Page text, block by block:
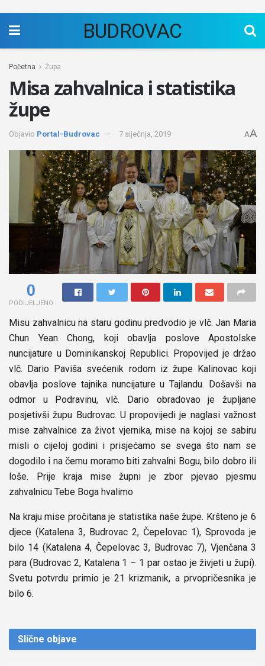
BUDROVAC
Početna Župa
Misa zahvalnica i statistika
župe
Objavio Portal-Budrovac 7 siječnja, 2019 AA
0
PODIJELJENO
Misu zahvalnicu na staru godinu predvodio je vlč. Jan Maria
Chun Yean Chong, koji obavlja poslove Apostolske
nuncijature u Dominikanskoj Republici. Propovijed je držao
vlč. Dario Paviša svećenik rodom iz župe Kalinovac koji
obavlja poslove tajnika nuncijature u Tajlandu. Došavši na
odmor u Podravinu, vlč. Dario obradovao je župljane
posjetivši župu Budrovac. U propovijedi je naglasi važnost
mise zahvalnice za život vjernika, mise na kojoj se sabiru
misli o cijeloj godini i prisjećamo se svega što nam se
dogodilo i na čemu moramo biti zahvalni Bogu, bilo dobro ili
loše. Prije kraja mise župni je zbor pjevao pjesmu
zahvalnicu Tebe Boga hvalimo
Na kraju mise pročitana je statistika naše župe. Kršteno je 6
djece (Katalena 3, Budrovac 2, Čepelovac 1), Sprovoda je
bilo 14 (Katalena 4, Čepelovac 3, Budrovac 7), Vjenčana 3
para (Budrovac 2, Katalena 1 – 1 par ostao je živjeti u župi).
Svetu potvrdu primio je 21 krizmanik, a prvopričesnika je
bilo 6.
Slične objave